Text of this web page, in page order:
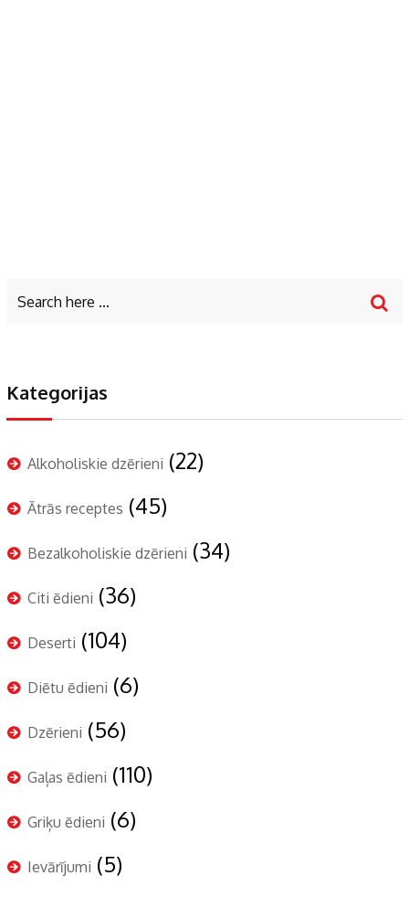
Kategorijas
Alkoholiskie dzērieni (22)
Ātrās receptes (45)
Bezalkoholiskie dzērieni (34)
Citi ēdieni (36)
Deserti (104)
Diētu ēdieni (6)
Dzērieni (56)
Gaļas ēdieni (110)
Griķu ēdieni (6)
Ievārījumi (5)